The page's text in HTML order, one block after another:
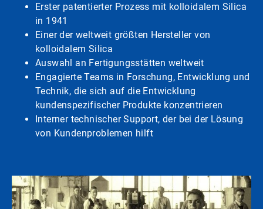
Erster patentierter Prozess mit kolloidalem Silica
in 1941
Einer der weltweit größten Hersteller von
kolloidalem Silica
Auswahl an Fertigungsstätten weltweit
Engagierte Teams in Forschung, Entwicklung und
Technik, die sich auf die Entwicklung
kundenspezifischer Produkte konzentrieren
Interner technischer Support, der bei der Lösung
von Kundenproblemen hilft